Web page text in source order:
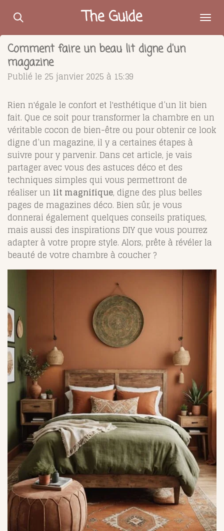
Passer
contenu
principal
The Guide
Comment faire un beau lit digne d'un
magazine
Publié le 25 janvier 2025 à 15:39
Rien n'égale le confort et l'esthétique d’un lit bien
fait. Que ce soit pour transformer la chambre en un
véritable cocon de bien-être ou pour obtenir ce look
digne d’un magazine, il y a certaines étapes à
suivre pour y parvenir. Dans cet article, je vais
partager avec vous des astuces déco et des
techniques simples qui vous permettront de
réaliser un lit magnifique, digne des plus belles
pages de magazines déco. Bien sûr, je vous
donnerai également quelques conseils pratiques,
mais aussi des inspirations DIY que vous pourrez
adapter à votre propre style. Alors, prête à révéler la
beauté de votre chambre à coucher ?